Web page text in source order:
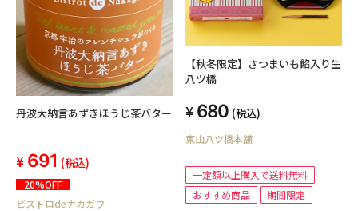
丹波大納言あずきほうじ茶バター
691 (税込)
20%OFF
ビストロdeナカガワ
【秋冬限定】さつまいも餡入り生
八ツ橋
680 (税込)
東山八ツ橋本舗
一定額以上購入で送料無料
おすすめ商品
期間限定